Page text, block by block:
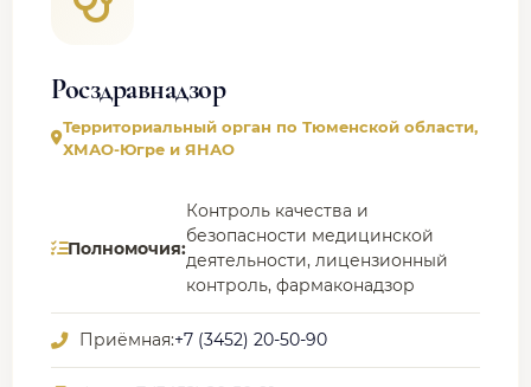
Росздравнадзор
Территориальный орган по Тюменской области,
ХМАО-Югре и ЯНАО
Полномочия:
Контроль качества и
безопасности медицинской
деятельности, лицензионный
контроль, фармаконадзор
Приёмная:+7 (3452) 20-50-90